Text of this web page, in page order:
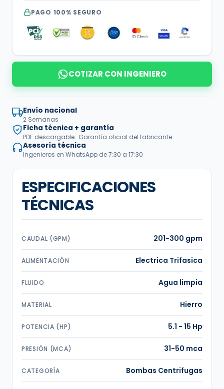
PAGO 100% SEGURO
COTIZAR CON INGENIERO
Envío nacional
2 Semanas
Ficha técnica + garantía
PDF descargable · Garantía oficial del fabricante
Asesoría técnica
Ingenieros en WhatsApp de 7:30 a 17:30
ESPECIFICACIONES
TÉCNICAS
CAUDAL (GPM) 201-300 gpm
ALIMENTACIÓN Electrica Trifasica
FLUIDO Agua limpia
MATERIAL Hierro
POTENCIA (HP) 5.1 - 15 Hp
PRESIÓN (MCA) 31-50 mca
CATEGORÍA Bombas Centrifugas